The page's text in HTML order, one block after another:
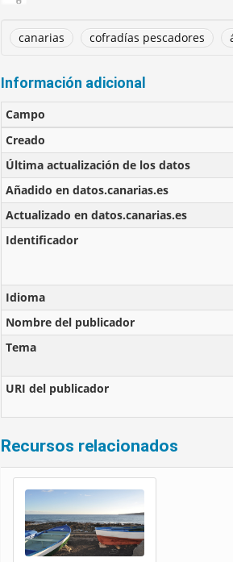
canarias cofradías pescadores
Información adicional
Campo
Creado
Última actualización de los datos
Añadido en datos.canarias.es
Actualizado en datos.canarias.es
Identificador
Idioma
Nombre del publicador
Tema
URI del publicador
Recursos relacionados